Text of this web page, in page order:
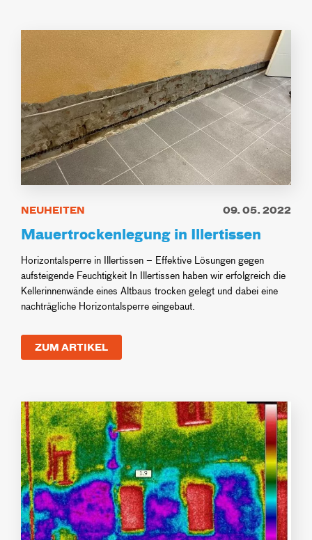
NEUHEITEN 09. 05. 2022
Mauertrockenlegung in Illertissen
Horizontalsperre in Illertissen – Effektive Lösungen gegen
aufsteigende Feuchtigkeit In Illertissen haben wir erfolgreich die
Kellerinnenwände eines Altbaus trocken gelegt und dabei eine
nachträgliche Horizontalsperre eingebaut.
ZUM ARTIKEL